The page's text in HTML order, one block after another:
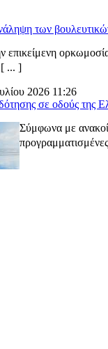
των
επικείμενη
... ]
2026 11:26
σε οδούς της
Σύμφωνα με